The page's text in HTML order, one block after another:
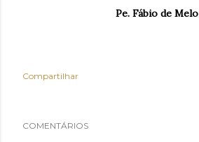
Pe. Fábio de Melo
Compartilhar
COMENTÁRIOS